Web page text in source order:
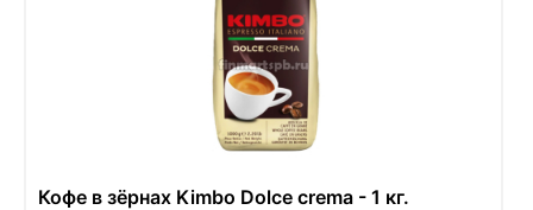
Кофе в зёрнах Kimbo Dolce crema - 1 кг.